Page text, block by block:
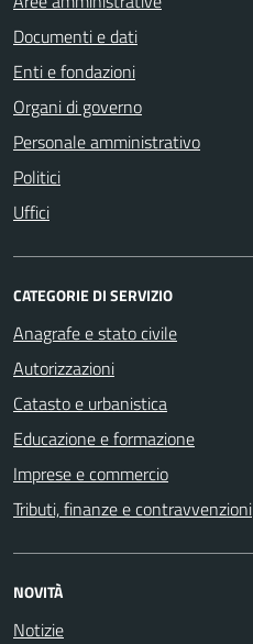
Documenti e dati
Enti e fondazioni
Organi di governo
Personale amministrativo
Politici
Uffici
CATEGORIE DI SERVIZIO
Anagrafe e stato civile
Autorizzazioni
Catasto e urbanistica
Educazione e formazione
Imprese e commercio
Tributi, finanze e contravvenzioni
NOVITÀ
Notizie